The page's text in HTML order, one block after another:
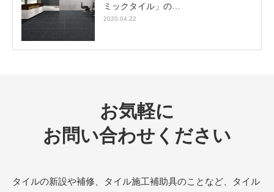
ミックタイル」の…
2020.04.22
お気軽に
お問い合わせください
タイルの新設や補修、タイル施工補助具のことなど、タイル